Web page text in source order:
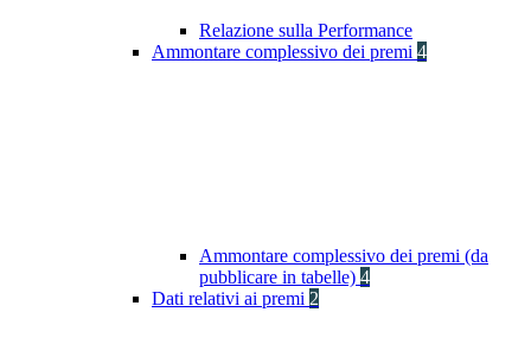
Relazione sulla Performance
Ammontare complessivo dei premi 4
Ammontare complessivo dei premi (da
pubblicare in tabelle) 4
Dati relativi ai premi 2